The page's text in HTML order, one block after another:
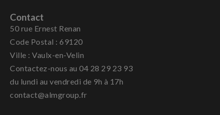
Contact
50 rue Ernest Renan
Code Postal : 69120
Ville : Vaulx-en-Velin
Contactez-nous au 04 28 29 23 93
du lundi au vendredi de 9h à 17h
contact@almgroup.fr